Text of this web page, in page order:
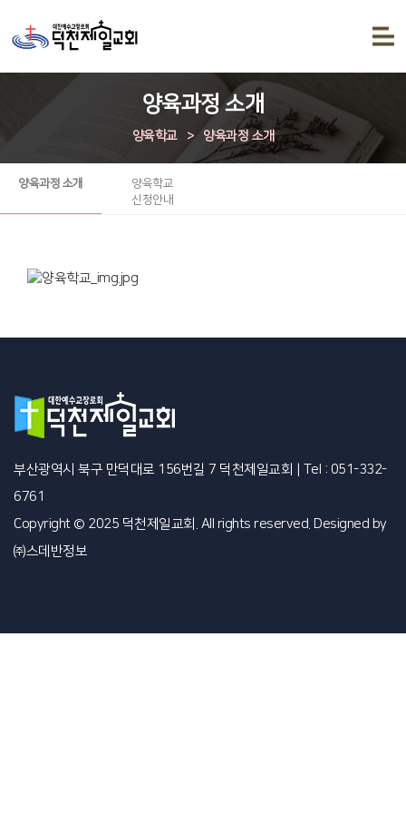
양육과정 소개
양육학교 > 양육과정 소개
양육과정 소개
양육학교
신청안내
부산광역시 북구 만덕대로 156번길 7 덕천제일교회
Tel : 051-332-
6761
Copyright © 2025 덕천제일교회. All rights reserved. Designed by
㈜스데반정보